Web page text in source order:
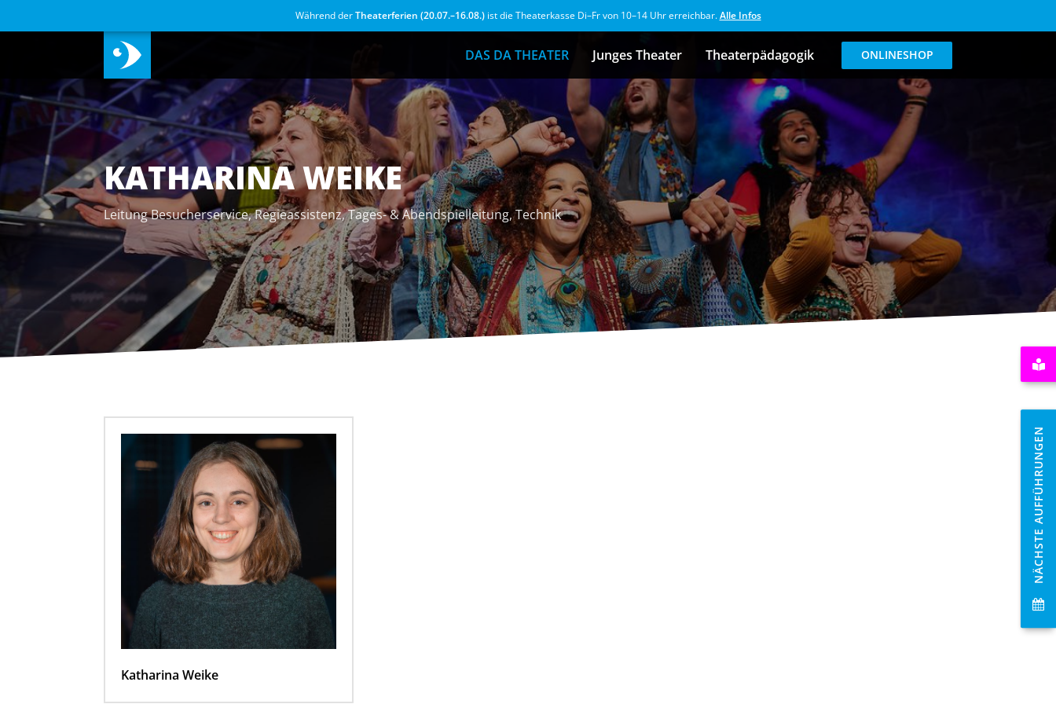
Während derTheaterferien (20.07.–16.08.)ist die Theaterkasse Di–Fr von 10–14 Uhr erreichbar.Alle Infos
DAS DA THEATER Junges Theater Theaterpädagogik ONLINESHOP
NÄCHSTE AUFFÜHRUNGEN
KATHARINA WEIKE
Leitung Besucherservice, Regieassistenz, Tages- & Abendspielleitung, Technik
Katharina Weike